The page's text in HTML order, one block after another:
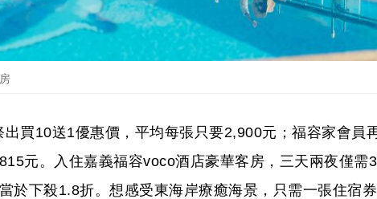
買10送1優惠價，平均每張只要2,900元；福容家會員
元。入住嘉義福容voco酒店豪華客房，三天兩夜僅需3
於下殺1.8折。想感受東海岸療癒海景，只需一張住宿券